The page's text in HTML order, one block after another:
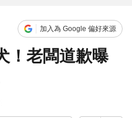
加入為 Google 偏好來源
！老闆道歉曝